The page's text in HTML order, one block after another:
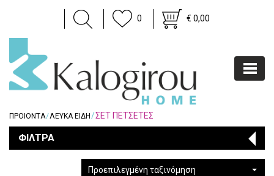
0 € 0,00
ΠΡΟΙΟΝΤΑ ΛΕΥΚΑ ΕΙΔΗ ΣΕΤ ΠΕΤΣΕΤΕΣ
ΦΙΛΤΡΑ
Προεπιλεγμένη ταξινόμηση